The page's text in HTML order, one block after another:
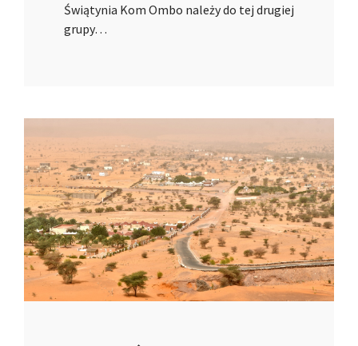
Świątynia Kom Ombo należy do tej drugiej
grupy…